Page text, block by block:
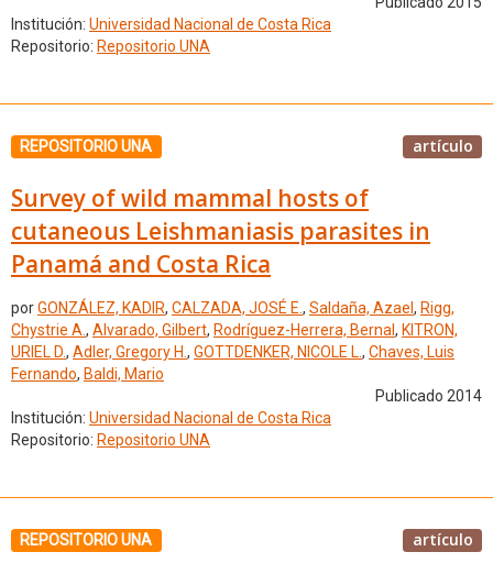
Institución: Universidad Nacional de Costa Rica
Repositorio: Repositorio UNA
REPOSITORIO UNA artículo
Survey of wild mammal hosts of
cutaneous Leishmaniasis parasites in
Panamá and Costa Rica
porGONZÁLEZ, KADIR, CALZADA, JOSÉ E., Saldaña, Azael , Rigg,
Chystrie A., Alvarado, Gilbert, Rodríguez-Herrera, Bernal, KITRON,
URIEL D., Adler, Gregory H., GOTTDENKER, NICOLE L., Chaves, Luis
Fernando, Baldi, Mario
Publicado 2014
Institución: Universidad Nacional de Costa Rica
Repositorio: Repositorio UNA
REPOSITORIO UNA artículo